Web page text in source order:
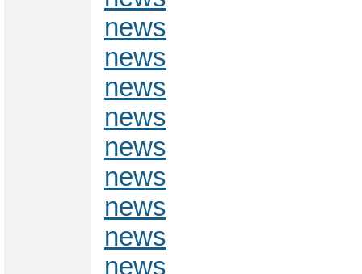
news
news
news
news
news
news
news
news
news